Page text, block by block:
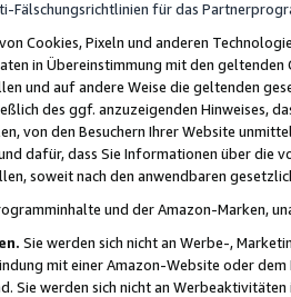
Fälschungsrichtlinien für das
Cookies, Pixeln und anderen
in Übereinstimmung mit den
und auf andere Weise die geltenden
des ggf. anzuzeigenden Hinweises,
von den Besuchern Ihrer Website
dafür, dass Sie Informationen über die
soweit nach den anwendbaren
und der Amazon-Marken,
Sie werden sich nicht an Werbe-,
mit einer Amazon-Website oder
Sie werden sich nicht an